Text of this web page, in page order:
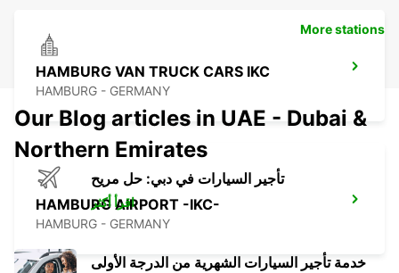
HAMBURG VAN TRUCK CARS IKC
HAMBURG - GERMANY
HAMBURG AIRPORT -IKC-
HAMBURG - GERMANY
More stations
Our Blog articles in UAE - Dubai &
Northern Emirates
تأجير السيارات في دبي: حل مريح
اقرأ أكثر
خدمة تأجير السيارات الشهرية من الدرجة الأولى